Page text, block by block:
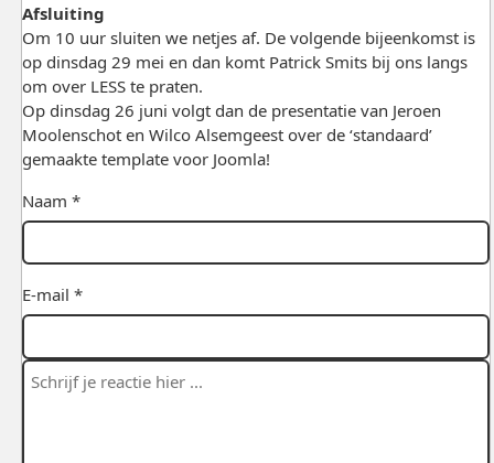
Afsluiting
Om 10 uur sluiten we netjes af. De volgende bijeenkomst is
op dinsdag 29 mei en dan komt Patrick Smits bij ons langs
om over LESS te praten.
Op dinsdag 26 juni volgt dan de presentatie van Jeroen
Moolenschot en Wilco Alsemgeest over de ‘standaard’
gemaakte template voor Joomla!
Naam *
E-mail *